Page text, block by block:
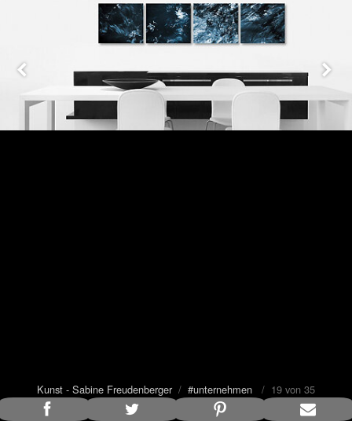
Kunst - Sabine Freudenberger / #unternehmen / 19 von 35
Bildunterschrift anzeigen